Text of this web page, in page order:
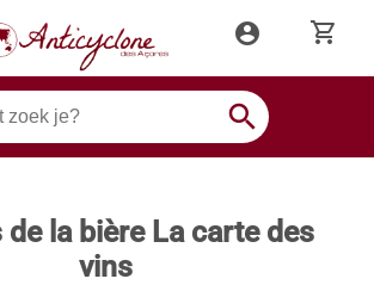
account_circle shopping_cart
search
la bière La carte des
vins